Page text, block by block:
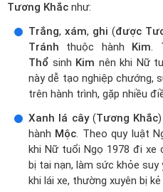
Tương Khắc như:
Trắng, xám, ghi (được
Tránh thuộc hành Kim.
Thổ sinh Kim nên khi Nữ
này dễ tạo nghiệp chướng,
trên hành trình, gặp nhiều
Xanh lá cây(Tương Khắc
hành Mộc. Theo quy luật
khi Nữ tuổi Ngọ 1978 đi xe
bị tai nạn, làm sức khỏe
khi lái xe, thường xuyên bị